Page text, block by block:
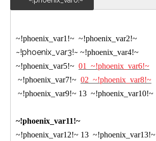
~!phoenix_var1!~ ~!phoenix_var2!~
~!phoenix_var3!~ ~!phoenix_var4!~
~!phoenix_var5!~ 01
~!phoenix_var6!~
~!phoenix_var7!~ 02 ~!phoenix_var8!~
~!phoenix_var9!~ 13 ~!phoenix_var10!~
~!phoenix_var11!~
~!phoenix_var12!~ 13 ~!phoenix_var13!~